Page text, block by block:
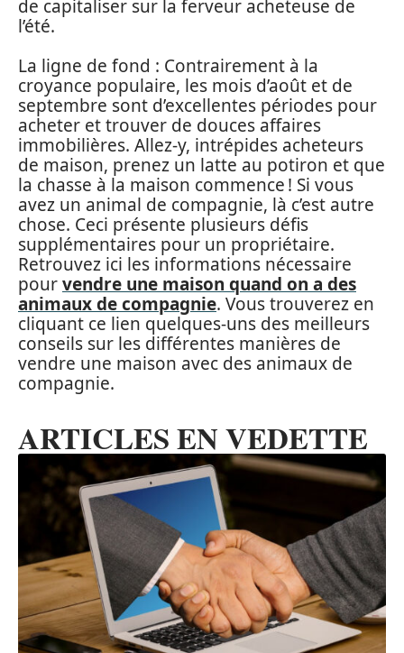
de capitaliser sur la ferveur acheteuse de
l’été.
La ligne de fond : Contrairement à la
croyance populaire, les mois d’août et de
septembre sont d’excellentes périodes pour
acheter et trouver de douces affaires
immobilières. Allez-y, intrépides acheteurs
de maison, prenez un latte au potiron et que
la chasse à la maison commence ! Si vous
avez un animal de compagnie, là c’est autre
chose. Ceci présente plusieurs défis
supplémentaires pour un propriétaire.
Retrouvez ici les informations nécessaire
pourvendre une maison quand on a des
animaux de compagnie. Vous trouverez en
cliquant ce lien quelques-uns des meilleurs
conseils sur les différentes manières de
vendre une maison avec des animaux de
compagnie.
ARTICLES EN VEDETTE